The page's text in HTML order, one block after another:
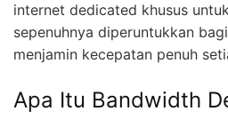
internet dedicated khusus
sepenuhnya diperuntukkan
menjamin kecepatan penuh
Apa Itu Bandwidth